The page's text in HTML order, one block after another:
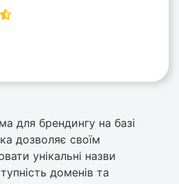
для брендингу на базі
дозволяє своїм
унікальні назви
доменів та